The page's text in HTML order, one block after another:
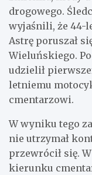
drogowego.
wyjaśnili, że 44-
Astrę poruszał
Wieluńskiego.
udzielił
letniemu
cmentarzowi.
W wyniku tego
nie utrzymał
przewrócił się.
kierunku